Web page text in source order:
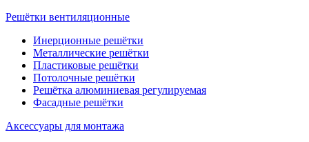
Решётки вентиляционные
Инерционные решётки
Металлические решётки
Пластиковые решётки
Потолочные решётки
Решётка алюминиевая регулируемая
Фасадные решётки
Аксессуары для монтажа